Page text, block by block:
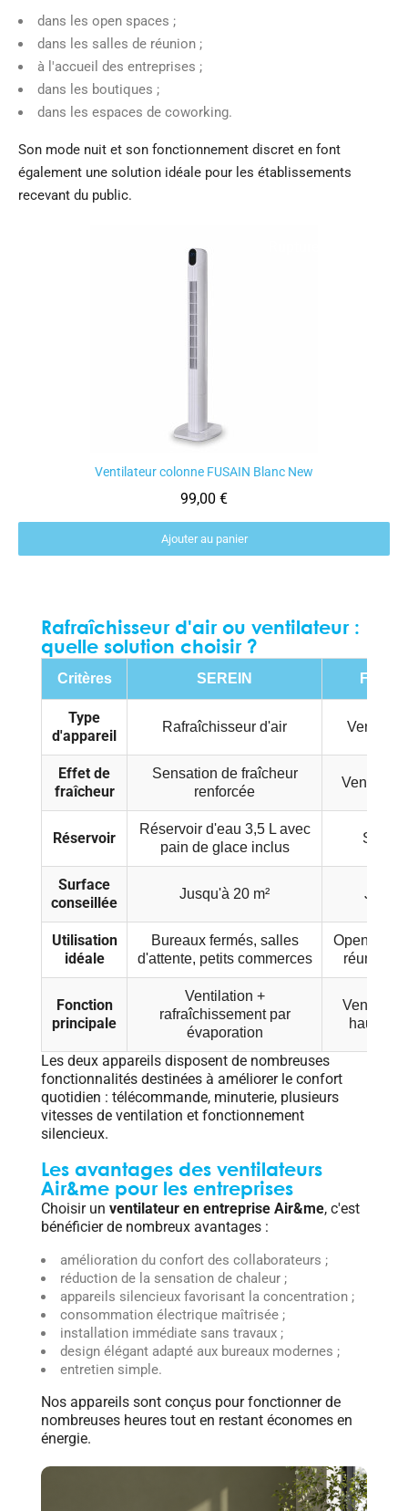
Aperçu rapide
Ventilateur colonne FUSAIN Blanc New
99,00 €
Ajouter au panier
dans les open spaces ;
dans les salles de réunion ;
à l'accueil des entreprises ;
dans les boutiques ;
dans les espaces de coworking.
Son mode nuit et son fonctionnement discret en font
également une solution idéale pour les établissements
recevant du public.
Rafraîchisseur d'air ou ventilateur :
quelle solution choisir ?
Critères SEREIN
Type
d'appareil
Rafraîchisseur d'air
Effet de
fraîcheur
Sensation de fraîcheur
renforcée
Réservoir
Réservoir d'eau 3,5 L avec
pain de glace inclus
Sans
Surface
conseillée
Jusqu'à 20 m²
Utilisation
idéale
Bureaux fermés, salles
d'attente, petits commerces
Open
réunion,
Fonction
principale
Ventilation +
rafraîchissement par
évaporation
haute
Les deux appareils disposent de nombreuses
fonctionnalités destinées à améliorer le confort
quotidien : télécommande, minuterie, plusieurs
vitesses de ventilation et fonctionnement
silencieux.
Les avantages des ventilateurs
Air&me pour les entreprises
Choisir un ventilateur en entreprise Air&me, c'est
bénéficier de nombreux avantages :
amélioration du confort des collaborateurs ;
réduction de la sensation de chaleur ;
appareils silencieux favorisant la concentration ;
consommation électrique maîtrisée ;
installation immédiate sans travaux ;
design élégant adapté aux bureaux modernes ;
entretien simple.
Nos appareils sont conçus pour fonctionner de
nombreuses heures tout en restant économes en
énergie.